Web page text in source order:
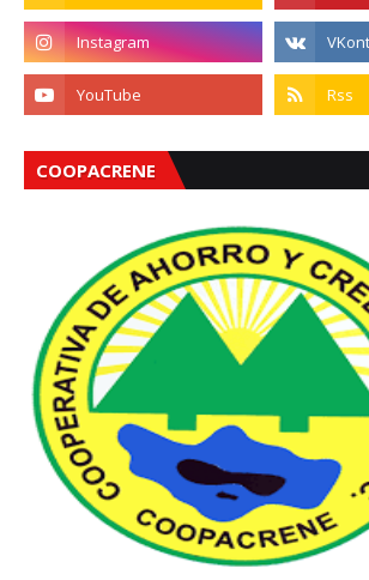
COOPACRENE